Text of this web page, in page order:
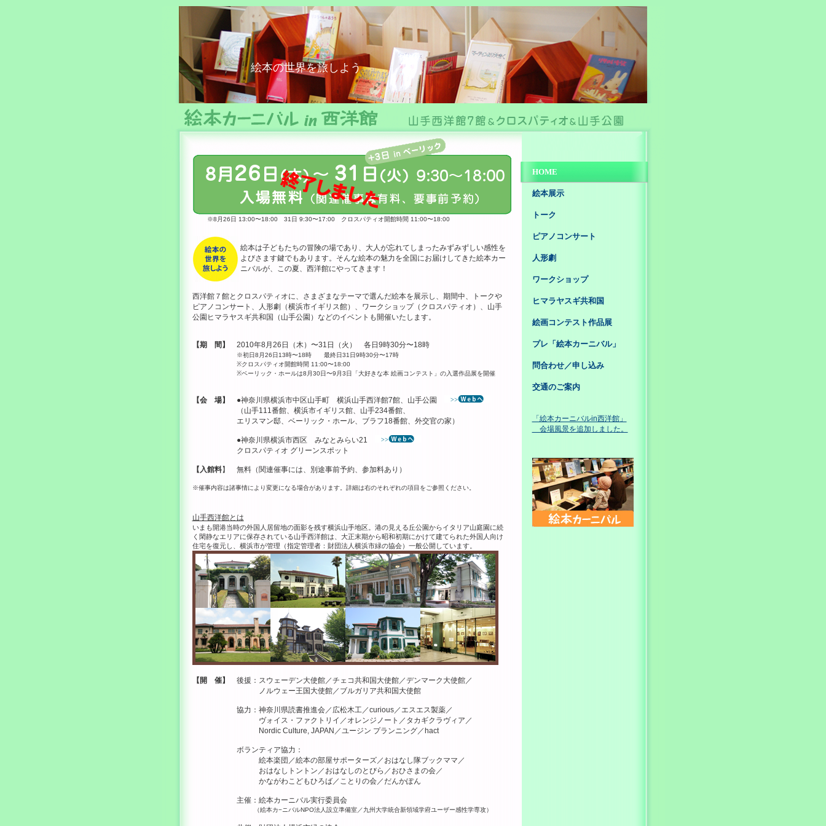
絵本カーニバルin西洋館
絵本の世界を旅しよう
※8月26日 13:00〜18:00 31日 9:30〜17:00 クロスパティオ開館時間 11:00〜18:00
絵本は子どもたちの冒険の場であり、大人が忘れてしまったみずみずしい感性を
よびさます鍵でもあります。そんな絵本の魅力を全国にお届けしてきた絵本カー
ニバルが、この夏、西洋館にやってきます！
西洋館７館とクロスパティオに、さまざまなテーマで選んだ絵本を展示し、期間中、トークや
ピアノコンサート、人形劇（横浜市イギリス館）、ワークショップ（クロスパティオ）、山手
公園ヒマラヤスギ共和国（山手公園）などのイベントも開催いたします。
【期 間】 2010年8月26日（木）〜31日（火） 各日9時30分〜18時
※初日8月26日13時〜18時 最終日31日9時30分〜17時
※クロスパティオ開館時間 11:00〜18:00
※ベーリック・ホールは8月30日〜9月3日「大好きな本 絵画コンテスト」の入選作品展を開催
【会 場】
●神奈川県横浜市中区山手町 横浜山手西洋館7館、山手公園
（山手111番館、横浜市イギリス館、山手234番館、
エリスマン邸、ベーリック・ホール、ブラフ18番館、外交官の家）
●神奈川県横浜市西区 みなとみらい21
クロスパティオ グリーンスポット
【入館料】 無料（関連催事には、別途事前予約、参加料あり）
※催事内容は諸事情により変更になる場合があります。詳細は右のそれぞれの項目をご参照ください。
山手西洋館とは
いまも開港当時の外国人居留地の面影を残す横浜山手地区。港の見える丘公園からイタリア山庭園に続
く閑静なエリアに保存されている山手西洋館は、大正末期から昭和初期にかけて建てられた外国人向け
住宅を復元し、横浜市が管理（指定管理者：財団法人横浜市緑の協会）一般公開しています。
【開 催】
後援：スウェーデン大使館／チェコ共和国大使館／デンマーク大使館／
ノルウェー王国大使館／ブルガリア共和国大使館
協力：神奈川県読書推進会／広松木工／curious／エスエス製薬／
ヴォイス・ファクトリイ／オレンジノート／タカギクラヴィア／
Nordic Culture, JAPAN／ユージン プランニング／hact
ボランティア協力：
絵本楽団／絵本の部屋サポーターズ／おはなし隊ブックママ／
おはなしトントン／おはなしのとびら／おひさまの会／
かながわこどもひろば／ことりの会／だんかぽん
主催：絵本カーニバル実行委員会
（絵本カ−ニバルNPO法人設立準備室／九州大学統合新領域学府ユーザー感性学専攻）
HOME
絵本展示
トーク
ピアノコンサート
人形劇
ワークショップ
ヒマラヤスギ共和国
絵画コンテスト作品展
プレ「絵本カーニバル」
問合わせ／申し込み
交通のご案内
「絵本カーニバルin西洋館」
会場風景を追加しました。